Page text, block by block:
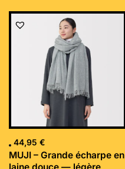
44,95 €
MUJI – Grande écharpe en